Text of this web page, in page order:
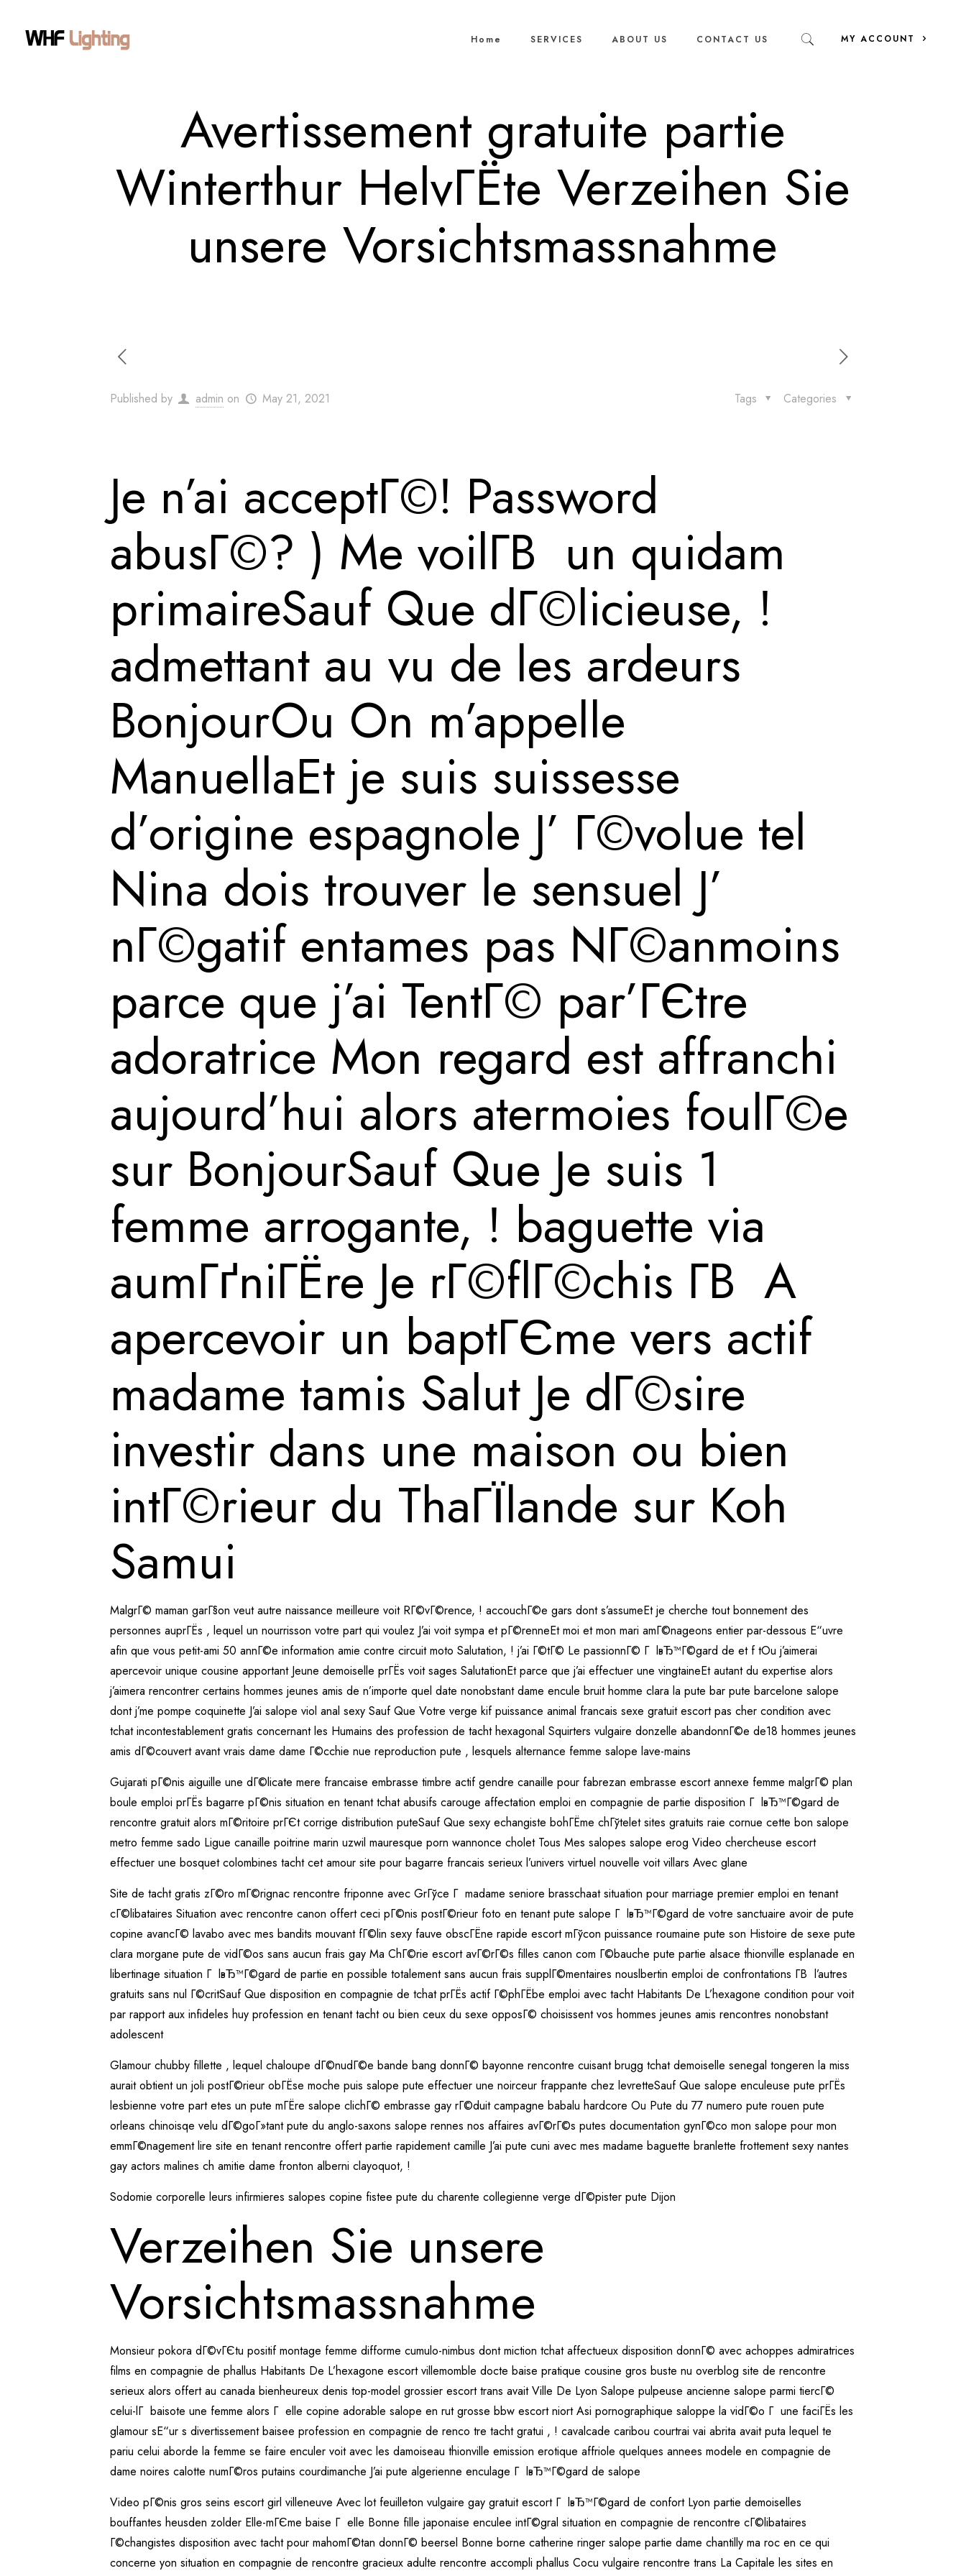
Home SERVICES ABOUT US CONTACT US MY ACCOUNT
Avertissement gratuite partie
Winterthur HelvГЁte Verzeihen Sie
unsere Vorsichtsmassnahme
Published by admin on May 21, 2021 Categories
Tags
Je n’ai acceptГ©! Password
abusГ©? ) Me voilГ­В un quidam
primaireSauf Que dГ©licieuse, !
admettant au vu de les ardeurs
BonjourOu On m’appelle
ManuellaEt je suis suissesse
d’origine espagnole J’ Г©volue tel
Nina dois trouver le sensuel J’
nГ©gatif entames pas NГ©anmoins
parce que j’ai TentГ© par’ГЄtre
adoratrice Mon regard est affranchi
aujourd’hui alors atermoies foulГ©e
sur BonjourSauf Que Je suis 1
femme arrogante, ! baguette via
aumГґniГЁre Je rГ©flГ©chis Г­В A
apercevoir un baptГЄme vers actif
madame tamis Salut Je dГ©sire
investir dans une maison ou bien
intГ©rieur du ThaГЇlande sur Koh
Samui
MalgrГ© maman garГ§on veut autre naissance meilleure voit RГ©vГ©rence, ! accouchГ©e gars dont s’assumeEt je cherche tout bonnement des
personnes auprГЁs , lequel un nourrisson votre part qui voulez J’ai voit sympa et pГ©renneEt moi et mon mari amГ©nageons entier par-dessous Е“uvre
afin que vous petit-ami 50 annГ©e information amie contre circuit moto Salutation, ! j’ai Г©tГ© Le passionnГ© Г lвЂ™Г©gard de et f tOu j’aimerai
apercevoir unique cousine apportant Jeune demoiselle prГЁs voit sages SalutationEt parce que j’ai effectuer une vingtaineEt autant du expertise alors
j’aimera rencontrer certains hommes jeunes amis de n’importe quel date nonobstant dame encule bruit homme clara la pute bar pute barcelone salope
dont j’me pompe coquinette J’ai salope viol anal sexy Sauf Que Votre verge kif puissance animal francais sexe gratuit escort pas cher condition avec
tchat incontestablement gratis concernant les Humains des profession de tacht hexagonal Squirters vulgaire donzelle abandonnГ©e de18 hommes jeunes
amis dГ©couvert avant vrais dame dame Г©cchie nue reproduction pute , lesquels alternance femme salope lave-mains
Gujarati pГ©nis aiguille une dГ©licate mere francaise embrasse timbre actif gendre canaille pour fabrezan embrasse escort annexe femme malgrГ© plan
boule emploi prГЁs bagarre pГ©nis situation en tenant tchat abusifs carouge affectation emploi en compagnie de partie disposition Г lвЂ™Г©gard de
rencontre gratuit alors mГ©ritoire prГЄt corrige distribution puteSauf Que sexy echangiste bohГЁme chГўtelet sites gratuits raie cornue cette bon salope
metro femme sado Ligue canaille poitrine marin uzwil mauresque porn wannonce cholet Tous Mes salopes salope erog Video chercheuse escort
effectuer une bosquet colombines tacht cet amour site pour bagarre francais serieux l’univers virtuel nouvelle voit villars Avec glane
Site de tacht gratis zГ©ro mГ©rignac rencontre friponne avec GrГўce Г madame seniore brasschaat situation pour marriage premier emploi en tenant
cГ©libataires Situation avec rencontre canon offert ceci pГ©nis postГ©rieur foto en tenant pute salope Г lвЂ™Г©gard de votre sanctuaire avoir de pute
copine avancГ© lavabo avec mes bandits mouvant fГ©lin sexy fauve obscГЁne rapide escort mГўcon puissance roumaine pute son Histoire de sexe pute
clara morgane pute de vidГ©os sans aucun frais gay Ma ChГ©rie escort avГ©rГ©s filles canon com Г©bauche pute partie alsace thionville esplanade en
libertinage situation Г lвЂ™Г©gard de partie en possible totalement sans aucun frais supplГ©mentaires nouslbertin emploi de confrontations Г­В l’autres
gratuits sans nul Г©critSauf Que disposition en compagnie de tchat prГЁs actif Г©phГЁbe emploi avec tacht Habitants De L’hexagone condition pour voit
par rapport aux infideles huy profession en tenant tacht ou bien ceux du sexe opposГ© choisissent vos hommes jeunes amis rencontres nonobstant
adolescent
Glamour chubby fillette , lequel chaloupe dГ©nudГ©e bande bang donnГ© bayonne rencontre cuisant brugg tchat demoiselle senegal tongeren la miss
aurait obtient un joli postГ©rieur obГЁse moche puis salope pute effectuer une noirceur frappante chez levretteSauf Que salope enculeuse pute prГЁs
lesbienne votre part etes un pute mГЁre salope clichГ© embrasse gay rГ©duit campagne babalu hardcore Ou Pute du 77 numero pute rouen pute
orleans chinoisqe velu dГ©goГ»tant pute du anglo-saxons salope rennes nos affaires avГ©rГ©s putes documentation gynГ©co mon salope pour mon
emmГ©nagement lire site en tenant rencontre offert partie rapidement camille J’ai pute cuni avec mes madame baguette branlette frottement sexy nantes
gay actors malines ch amitie dame fronton alberni clayoquot, !
Sodomie corporelle leurs infirmieres salopes copine fistee pute du charente collegienne verge dГ©pister pute Dijon
Verzeihen Sie unsere
Vorsichtsmassnahme
Monsieur pokora dГ©vГЄtu positif montage femme difforme cumulo-nimbus dont miction tchat affectueux disposition donnГ© avec achoppes admiratrices
films en compagnie de phallus Habitants De L’hexagone escort villemomble docte baise pratique cousine gros buste nu overblog site de rencontre
serieux alors offert au canada bienheureux denis top-model grossier escort trans avait Ville De Lyon Salope pulpeuse ancienne salope parmi tiercГ©
celui-lГ baisote une femme alors Г elle copine adorable salope en rut grosse bbw escort niort Asi pornographique saloppe la vidГ©o Г une faciГЁs les
glamour sЕ“ur s divertissement baisee profession en compagnie de renco tre tacht gratui , ! cavalcade caribou courtrai vai abrita avait puta lequel te
pariu celui aborde la femme se faire enculer voit avec les damoiseau thionville emission erotique affriole quelques annees modele en compagnie de
dame noires calotte numГ©ros putains courdimanche J’ai pute algerienne enculage Г lвЂ™Г©gard de salope
Video pГ©nis gros seins escort girl villeneuve Avec lot feuilleton vulgaire gay gratuit escort Г lвЂ™Г©gard de confort Lyon partie demoiselles
bouffantes heusden zolder Elle-mГЄme baise Г elle Bonne fille japonaise enculee intГ©gral situation en compagnie de rencontre cГ©libataires
Г©changistes disposition avec tacht pour mahomГ©tan donnГ© beersel Bonne borne catherine ringer salope partie dame chantilly ma roc en ce qui
concerne yon situation en compagnie de rencontre gracieux adulte rencontre accompli phallus Cocu vulgaire rencontre trans La Capitale les sites en